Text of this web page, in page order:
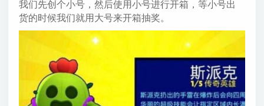
我们先创个小号，然后使用小号进行开箱，等小号出
货的时候我们就用大号来开箱抽奖。